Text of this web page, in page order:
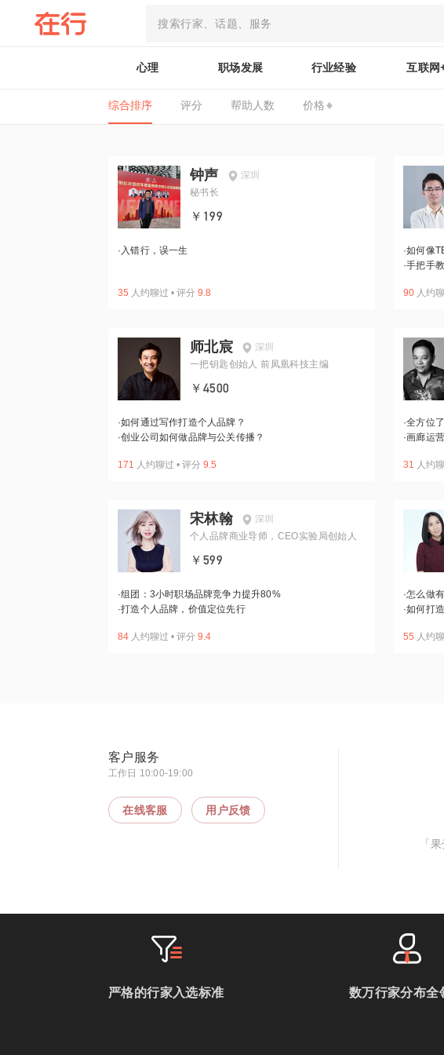
心理 职场发展 行业经验 互联网
综合排序 评分 帮助人数 价格
钟声
深圳
秘书长
￥199
· 入错行，误一生
35 人约聊过 • 评分 9.8
·如何像
·手把手
90 人约
师北宸
深圳
一把钥匙创始人 前凤凰科技主编
￥4500
·如何通过写作打造个人品牌？
·创业公司如何做品牌与公关传播？
171 人约聊过 • 评分 9.5
·全方位
·画廊运
31 人约
宋林翰
深圳
个人品牌商业导师，CEO实验局创始人
￥599
·组团：3小时职场品牌竞争力提升80%
·打造个人品牌，价值定位先行
84 人约聊过 • 评分 9.4
·怎么做
·如何打
55 人约
客户服务
工作日 10:00-19:00
在线客服 用户反馈
「
严格的行家入选标准 数万行家分布全